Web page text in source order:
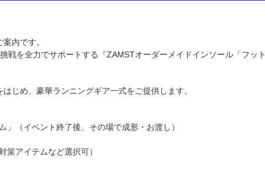
内です。
を全力でサポートする『ZAMSTオーダーメイドインソール「フット
じめ、豪華ランニングギア一式をご提供します。
（イベント終了後、その場で成形・お渡し）
策アイテムなど選択可）